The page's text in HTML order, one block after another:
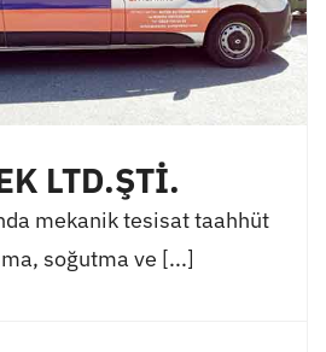
LTD.ŞTİ.
mekanik tesisat taahhüt
soğutma ve [...]